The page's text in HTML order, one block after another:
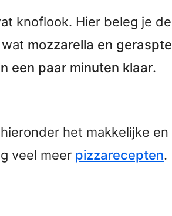
knoflook. Hier beleg je de
mozzarella en geraspte
een paar minuten klaar.
het makkelijke en
veel meer pizzarecepten.